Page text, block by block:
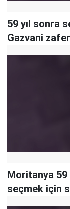
59 yıl sonra
Gazvani
Moritanya 59
seçmek için